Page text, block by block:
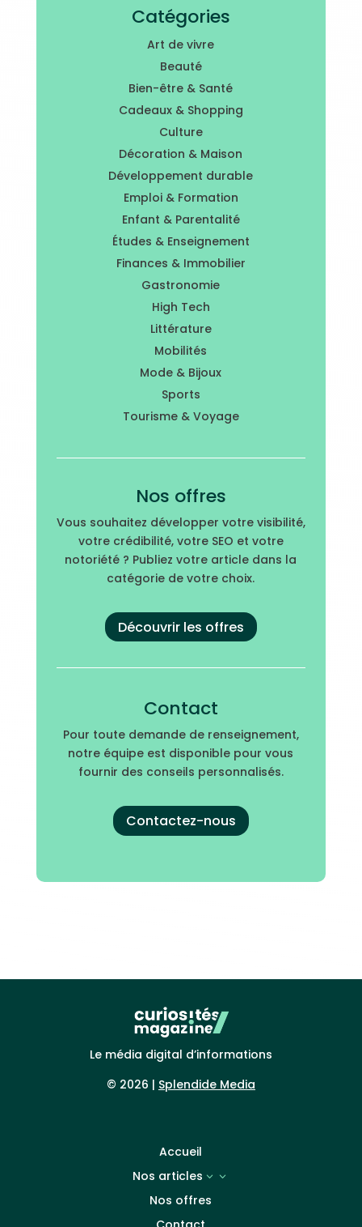
Catégories
Art de vivre
Beauté
Bien-être & Santé
Cadeaux & Shopping
Culture
Décoration & Maison
Développement durable
Emploi & Formation
Enfant & Parentalité
Études & Enseignement
Finances & Immobilier
Gastronomie
High Tech
Littérature
Mobilités
Mode & Bijoux
Sports
Tourisme & Voyage
Nos offres
Vous souhaitez développer votre visibilité,
votre crédibilité, votre SEO et votre
notoriété ? Publiez votre article dans la
catégorie de votre choix.
Découvrir les offres
Contact
Pour toute demande de renseignement,
notre équipe est disponible pour vous
fournir des conseils personnalisés.
Contactez-nous
Le média digital d’informations
© 2026 | Splendide Media
Accueil
Nos articles
3
Nos offres